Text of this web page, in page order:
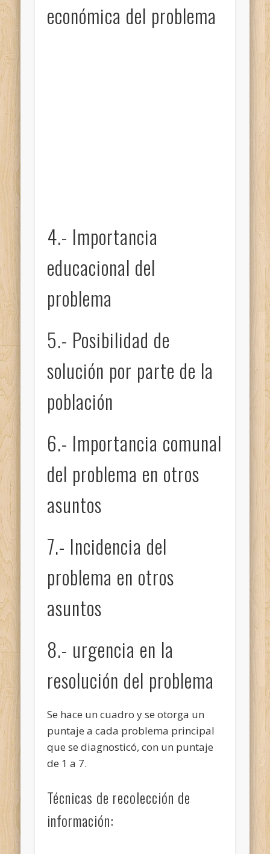
económica del problema
4.- Importancia
educacional del
problema
5.- Posibilidad de
solución por parte de la
población
6.- Importancia comunal
del problema en otros
asuntos
7.- Incidencia del
problema en otros
asuntos
8.- urgencia en la
resolución del problema
Se hace un cuadro y se otorga un
puntaje a cada problema principal
que se diagnosticó, con un puntaje
de 1 a 7.
Técnicas de recolección de
información: